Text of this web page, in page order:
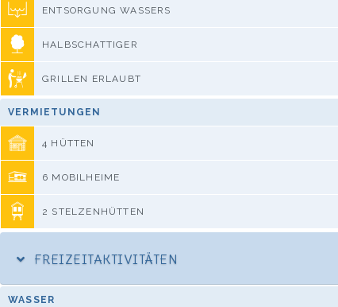
ENTSORGUNG WASSERS
HALBSCHATTIGER
GRILLEN ERLAUBT
VERMIETUNGEN
4 HÜTTEN
6 MOBILHEIME
2 STELZENHÜTTEN
FREIZEITAKTIVITÄTEN
WASSER